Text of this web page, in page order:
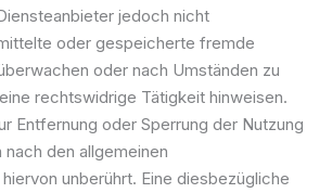
jedoch nicht
oder gespeicherte fremde
oder nach Umständen zu
rechtswidrige Tätigkeit hinweisen.
Entfernung oder Sperrung der Nutzung
den allgemeinen
unberührt. Eine diesbezügliche